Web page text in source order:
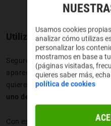
Utilizar el histograma
Seguro que a veces sin querer
aparecido una montaña rara
quieres editar. Pues,aunque
uno de los tesoros de la
Con este gráfico consiguesver
Usamos cookies
analizar cómo utilizas
personalizar los
mostramos en base a
(páginas visitadas,
quieres saber más,
política de cookies